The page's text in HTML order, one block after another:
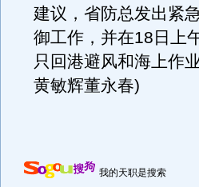
建议，省防总发出紧
御工作，并在18日上
只回港避风和海上作
黄敏辉董永春)
我的天职是搜索